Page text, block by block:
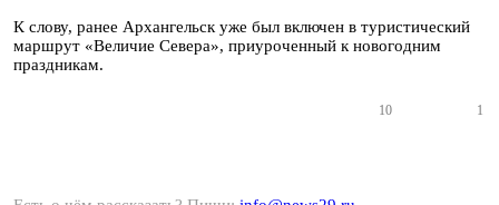
К слову, ранее Архангельск уже был включен в туристический
маршрут «Величие Севера», приуроченный к новогодним
праздникам.
10 1